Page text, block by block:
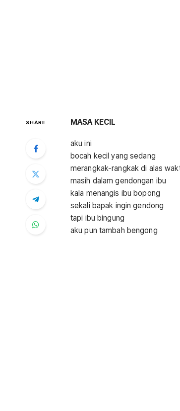
SHARE MASA KECIL
aku ini
bocah kecil yang sedang
merangkak-rangkak di alas
masih dalam gendongan ibu
kala menangis ibu bopong
sekali bapak ingin gendong
tapi ibu bingung
aku pun tambah bengong